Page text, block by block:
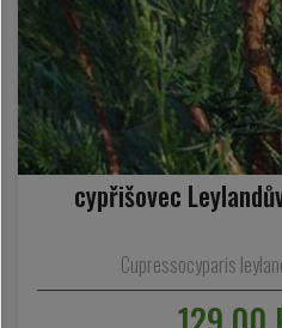
cypřišovec
Cupressocyparis